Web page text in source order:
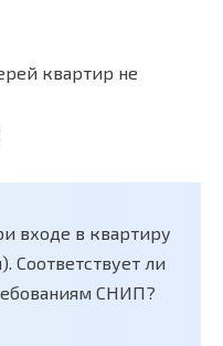
квартир не
входе в квартиру
Соответствует ли
СНИП?